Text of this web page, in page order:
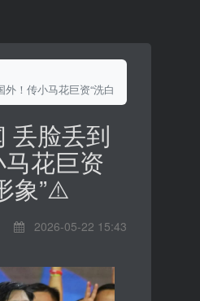
！传小马花巨资“洗白国际形象”⚠️
丢脸丢到
花巨资
象”⚠️
2026-05-22 15:43